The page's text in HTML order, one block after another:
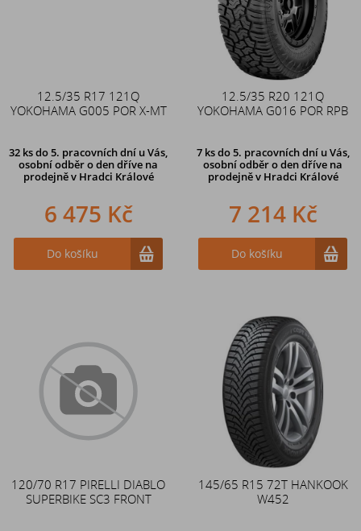
12.5/35 R17 121Q
YOKOHAMA G005 POR X-MT
32 ksdo 5. pracovních dní u Vás,
osobní odběr o den dříve na
prodejněv Hradci Králové
6 475 Kč
Do košíku
12.5/35 R20 121Q
YOKOHAMA G016 POR RPB
7 ks do 5. pracovních dní u Vás,
osobní odběr o den dříve na
prodejněv Hradci Králové
7 214 Kč
Do košíku
120/70 R17 PIRELLI DIABLO
SUPERBIKE SC3 FRONT
145/65 R15 72T HANKOOK
W452